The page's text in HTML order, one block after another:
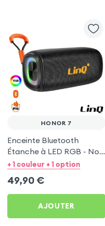
HONOR 7
Enceinte Bluetooth
Étanche à LED RGB - Noir
pour Honor 7
+ 1 couleur + 1 option
49,90 €
AJOUTER